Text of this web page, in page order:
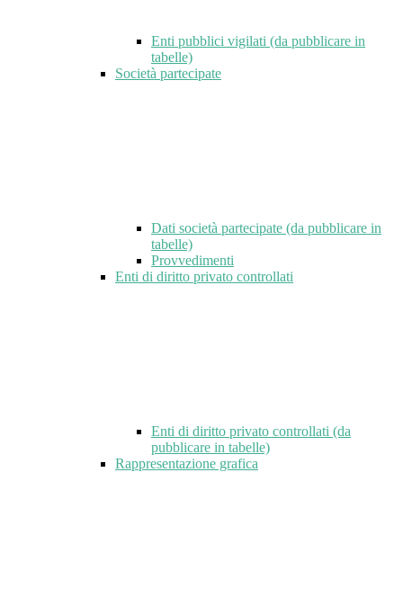
Enti pubblici vigilati (da pubblicare in
tabelle)
Società partecipate
Dati società partecipate (da pubblicare in
tabelle)
Provvedimenti
Enti di diritto privato controllati
Enti di diritto privato controllati (da
pubblicare in tabelle)
Rappresentazione grafica